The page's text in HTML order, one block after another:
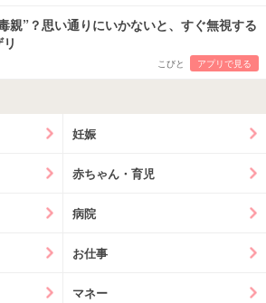
親”？思い通りにいかないと、すぐ無視する
こびと アプリで見る
妊娠
赤ちゃん・育児
病院
お仕事
マネー